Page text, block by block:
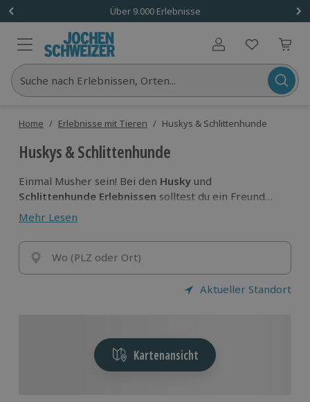
Über 9.000 Erlebnisse
Benutzerkonto
Suche nach Erlebnissen, Orten...
Home / Erlebnisse mit Tieren / Huskys & Schlittenhunde
Huskys & Schlittenhunde
Einmal Musher sein! Bei den Husky und
Schlittenhunde Erlebnissen solltest du ein Freund
von Geschwindigkeit sein, denn deine flauschigen
Sparringspartner werden dich ziemlich rasant von A
nach B bringen.
Mehr Lesen
Wo (PLZ oder Ort)
Aktueller Standort
Kartenansicht